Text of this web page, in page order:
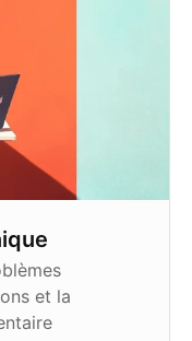
et la